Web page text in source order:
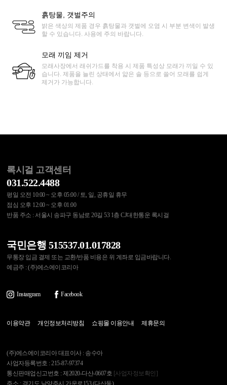
흙탕물, 갯벌주의
밝은 색상의 제품 경우 흙탕물과 갯벌에 오염 시 부분 변색이 발생
할 수 있습니다. 사용에 주의 바랍니다.
모래 끼임 제거
모래사장에서 래쉬가드를 착용 시 제품 특성상 모래가 끼일 수 있
습니다. 제품을 늘린 상태에서 얇은 솔 등으로 쓸어 모래를 쉽게
제거가 가능합니다.
록시걸 고객센터
031.522.4488
평일 오전 10:00 ~ 오후 05:00 / 토, 일, 공휴일 휴무
점심 오후 12:00 ~ 오후 01:00
반품 주소 : 서울시 송파구 동남로 20길 53 1층 CJ대한통운 록시걸
국민은행 515537.01.017828
무통장 입금 결제 또는 교환/반품 비용은 위 계좌로 입금바랍니다.
예금주 : (주)에스에이코리아
Instargram Facebook
이용약관 개인정보처리방침 쇼핑몰 이용안내 제휴문의
(주)에스에이코리아 대표이사 : 송수아
사업자등록번호 : 215-87-97374
통신판매업신고번호 : 제2020-다산-0607호 [사업자정보확인]
주소 : 경기도 남양주시 가운로153 (다산동)